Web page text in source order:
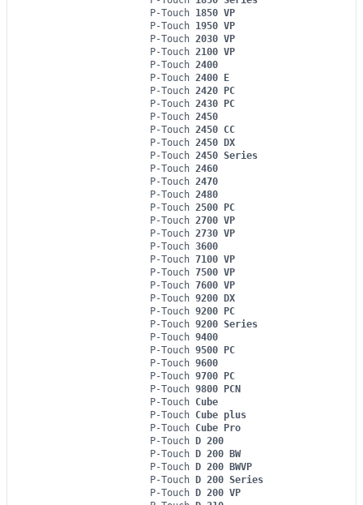
P-Touch 1850 VP
P-Touch 1950 VP
P-Touch 2030 VP
P-Touch 2100 VP
P-Touch 2400
P-Touch 2400 E
P-Touch 2420 PC
P-Touch 2430 PC
P-Touch 2450
P-Touch 2450 CC
P-Touch 2450 DX
P-Touch 2450 Series
P-Touch 2460
P-Touch 2470
P-Touch 2480
P-Touch 2500 PC
P-Touch 2700 VP
P-Touch 2730 VP
P-Touch 3600
P-Touch 7100 VP
P-Touch 7500 VP
P-Touch 7600 VP
P-Touch 9200 DX
P-Touch 9200 PC
P-Touch 9200 Series
P-Touch 9400
P-Touch 9500 PC
P-Touch 9600
P-Touch 9700 PC
P-Touch 9800 PCN
P-Touch Cube
P-Touch Cube plus
P-Touch Cube Pro
P-Touch D 200
P-Touch D 200 BW
P-Touch D 200 BWVP
P-Touch D 200 Series
P-Touch D 200 VP